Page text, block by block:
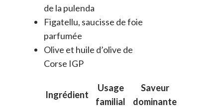
de la pulenda
Figatellu, saucisse de foie
parfumée
Olive et huile d’olive de
Corse IGP
Ingrédient
Usage
familial
Saveur
dominante